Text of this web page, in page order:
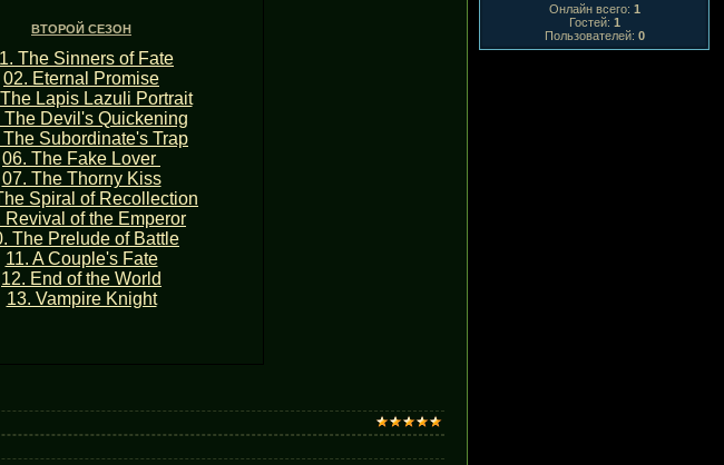
ВТОРОЙ СЕЗОН
The Sinners of Fate
02. Eternal Promise
Lapis Lazuli Portrait
The Devil's Quickening
The Subordinate's Trap
06. The Fake Lover
07. The Thorny Kiss
Spiral of Recollection
Revival of the Emperor
The Prelude of Battle
11. A Couple's Fate
12. End of the World
13. Vampire Knight
Онлайн всего: 1
Гостей: 1
Пользователей: 0